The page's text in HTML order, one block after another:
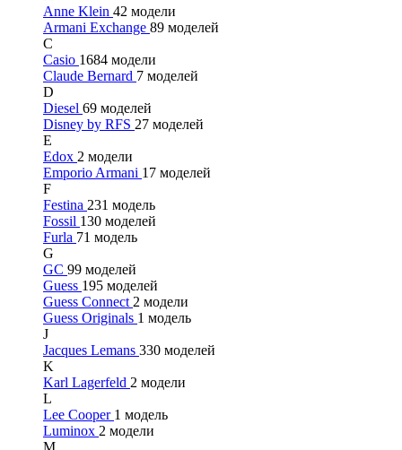
Anne Klein 42 модели
Armani Exchange 89 моделей
C
Casio 1684 модели
Claude Bernard 7 моделей
D
Diesel 69 моделей
Disney by RFS 27 моделей
E
Edox 2 модели
Emporio Armani 17 моделей
F
Festina 231 модель
Fossil 130 моделей
Furla 71 модель
G
GC 99 моделей
Guess 195 моделей
Guess Connect 2 модели
Guess Originals 1 модель
J
Jacques Lemans 330 моделей
K
Karl Lagerfeld 2 модели
L
Lee Cooper 1 модель
Luminox 2 модели
M